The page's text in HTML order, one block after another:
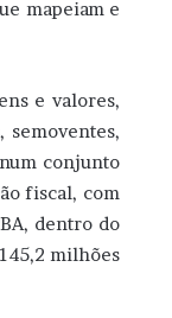
mapeiam e
e valores,
semoventes,
conjunto
fiscal, com
dentro do
milhões